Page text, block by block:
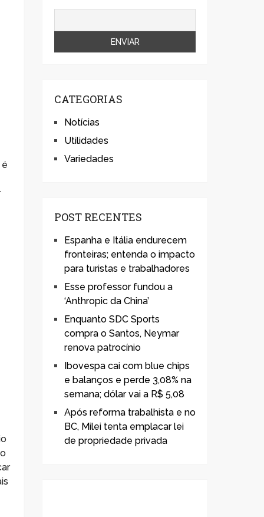
CATEGORIAS
Notícias
Utilidades
Variedades
POST RECENTES
Espanha e Itália endurecem
fronteiras; entenda o impacto
para turistas e trabalhadores
Esse professor fundou a
‘Anthropic da China’
Enquanto SDC Sports
compra o Santos, Neymar
renova patrocínio
Ibovespa cai com blue chips
e balanços e perde 3,08% na
semana; dólar vai a R$ 5,08
Após reforma trabalhista e no
BC, Milei tenta emplacar lei
de propriedade privada